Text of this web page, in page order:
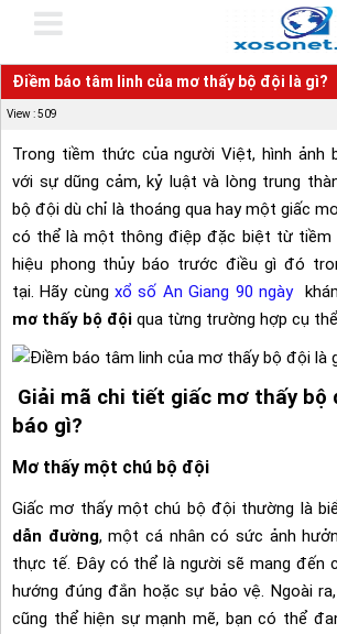
Điềm báo tâm linh của mơ thấy bộ đội là gì?
View : 509
Trong tiềm thức của người Việt, hình ảnh
với sự dũng cảm, kỷ luật và lòng trung
bộ đội dù chỉ là thoáng qua hay một giấc
có thể là một thông điệp đặc biệt từ tiềm
hiệu phong thủy báo trước điều gì đó
tại. Hãy cùngxổ số An Giang 90 ngày
mơ thấy bộ đội qua từng trường hợp cụ
Giải mã chi tiết giấc mơ thấy bộ
báo gì?
Mơ thấy một chú bộ đội
Giấc mơ thấy một chú bộ đội thường là
dẫn đường, một cá nhân có sức ảnh
thực tế. Đây có thể là người sẽ mang đến
hướng đúng đắn hoặc sự bảo vệ. Ngoài
cũng thể hiện sự mạnh mẽ, bạn có thể